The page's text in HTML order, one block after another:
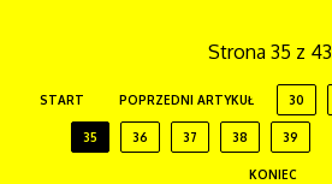
Strona 35 z 43
START POPRZEDNI ARTYKUŁ 30
35 36 37 38 39
KONIEC